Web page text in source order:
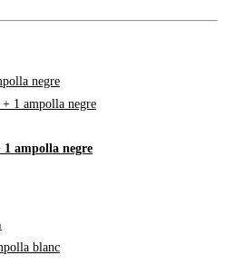
1 ampolla negre